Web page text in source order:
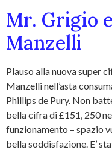
Mr. Grigio
Manzelli
Plauso alla nuova super
Manzelli nell’asta
Phillips de Pury. Non
bella cifra di £151, 250
funzionamento – spazio
bella soddisfazione. E’